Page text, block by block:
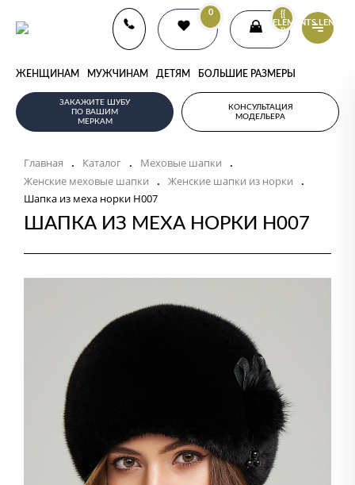
0
{{
ELEMENTS.LENGTH
}}
ЖЕНЩИНАМ МУЖЧИНАМ ДЕТЯМ БОЛЬШИЕ РАЗМЕРЫ
ЗАКАЖИТЕ ШУБУ
ПО ВАШИМ
МЕРКАМ
КОНСУЛЬТАЦИЯ
МОДЕЛЬЕРА
Главная . Каталог . Меховые шапки .
Женские меховые шапки . Женские шапки из норки .
Шапка из меха норки Н007
ШАПКА ИЗ МЕХА НОРКИ Н007